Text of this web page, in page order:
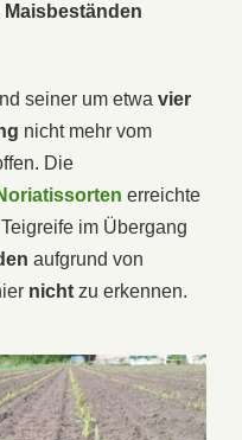
seiner um etwa vier
nicht mehr vom
Die
erreichte
im Übergang
aufgrund von
nicht zu erkennen.